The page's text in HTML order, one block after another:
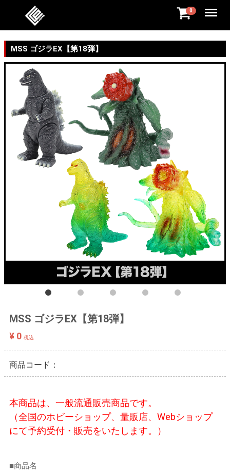
0 Menu
MSS ゴジラEX【第18弾】
MSS ゴジラEX【第18弾】
¥ 0 税込
商品コード：
本商品は、一般流通販売商品です。
（全国のホビーショップ、量販店、Webショップ
にて予約受付・販売をいたします。）
■商品名